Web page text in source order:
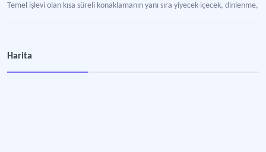
Temel işlevi olan kısa süreli konaklamanın yanı sıra yiyecek-içecek,
Harita